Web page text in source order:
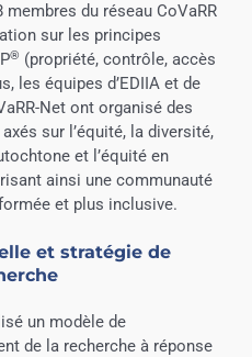
du réseau CoVaRR
sur les principes
® (propriété, contrôle, accès
les équipes d’EDIIA et de
Net ont organisé des
sur l’équité, la diversité,
et l’équité en
ainsi une communauté
et plus inclusive.
et stratégie de
un modèle de
de la recherche à réponse